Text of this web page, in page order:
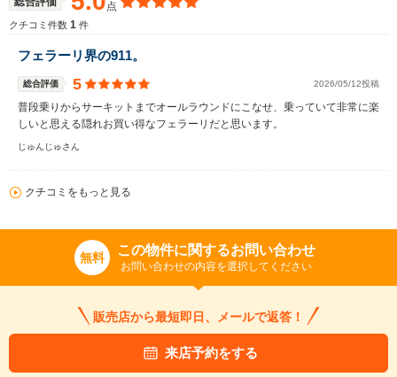
点
クチコミ件数 1 件
フェラーリ界の911。
総合評価 5 2026/05/12投稿
普段乗りからサーキットまでオールラウンドにこなせ、乗っていて非常に楽
しいと思える隠れお買い得なフェラーリだと思います。
じゅんじゅさん
クチコミをもっと見る
無料 この物件に関するお問い合わせ
お問い合わせの内容を選択してください
販売店から最短即日、メールで返答！
来店予約をする